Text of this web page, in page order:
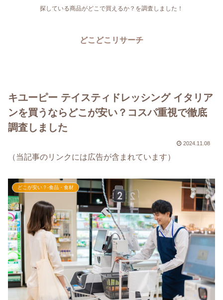
探している商品がどこで買えるか？を調査しました！
どこどこリサーチ
キユーピー テイスティドレッシング イタリア
ンを買うならどこが安い？コスパ重視で徹底
調査しました
2024.11.08
（当記事のリンクには広告が含まれています）
どこが安い？-食品・食材